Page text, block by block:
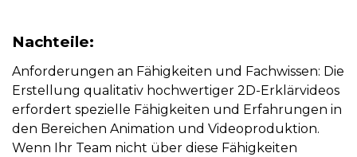
Nachteile:
Anforderungen an Fähigkeiten und Fachwissen: Die
Erstellung qualitativ hochwertiger 2D-Erklärvideos
erfordert spezielle Fähigkeiten und Erfahrungen in
den Bereichen Animation und Videoproduktion.
Wenn Ihr Team nicht über diese Fähigkeiten